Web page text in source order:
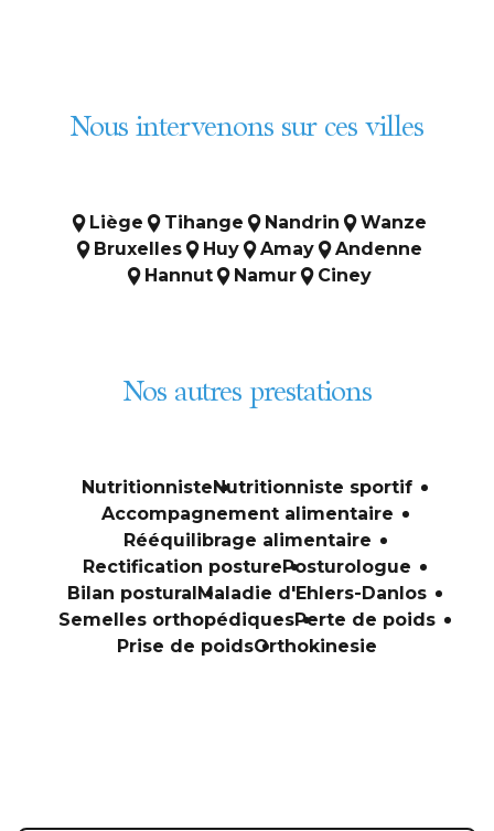
Nous intervenons sur ces villes
Liège Tihange Nandrin
Wanze
Bruxelles
Huy Amay
Andenne
Hannut
Namur Ciney
Nos autres prestations
Nutritionniste Nutritionniste sportif
Accompagnement alimentaire
Rééquilibrage alimentaire
Rectification posture Posturologue
Bilan postural Maladie d'Ehlers-Danlos
Semelles orthopédiquesPerte de poids
Prise de poidsOrthokinesie